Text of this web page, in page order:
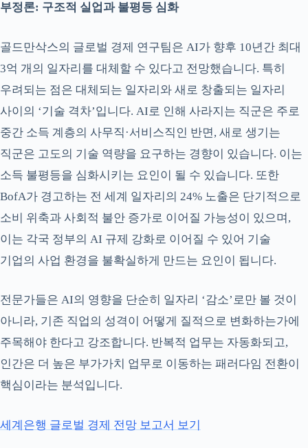
부정론: 구조적 실업과 불평등 심화
골드만삭스의 글로벌 경제 연구팀은 AI가 향후 10년간 최대
3억 개의 일자리를 대체할 수 있다고 전망했습니다. 특히
우려되는 점은 대체되는 일자리와 새로 창출되는 일자리
사이의 ‘기술 격차’입니다. AI로 인해 사라지는 직군은 주로
중간 소득 계층의 사무직·서비스직인 반면, 새로 생기는
직군은 고도의 기술 역량을 요구하는 경향이 있습니다. 이는
소득 불평등을 심화시키는 요인이 될 수 있습니다. 또한
BofA가 경고하는 전 세계 일자리의 24% 노출은 단기적으로
소비 위축과 사회적 불안 증가로 이어질 가능성이 있으며,
이는 각국 정부의 AI 규제 강화로 이어질 수 있어 기술
기업의 사업 환경을 불확실하게 만드는 요인이 됩니다.
전문가들은 AI의 영향을 단순히 일자리 ‘감소’로만 볼 것이
아니라, 기존 직업의 성격이 어떻게 질적으로 변화하는가에
주목해야 한다고 강조합니다. 반복적 업무는 자동화되고,
인간은 더 높은 부가가치 업무로 이동하는 패러다임 전환이
핵심이라는 분석입니다.
세계은행 글로벌 경제 전망 보고서 보기